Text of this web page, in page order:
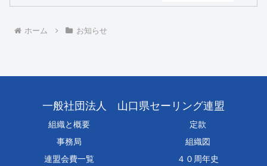
ホーム お知らせ
一般社団法人 山口県セーリング連盟
組織と概要
定款
事務局
組織図
連盟会費一覧
４０周年史